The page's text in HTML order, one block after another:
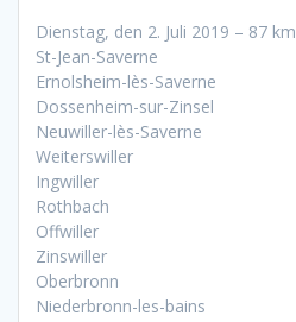
Dienstag, den 2. Juli 2019 – 87 km
St-Jean-Saverne
Ernolsheim-lès-Saverne
Dossenheim-sur-Zinsel
Neuwiller-lès-Saverne
Weiterswiller
Ingwiller
Rothbach
Offwiller
Zinswiller
Oberbronn
Niederbronn-les-bains